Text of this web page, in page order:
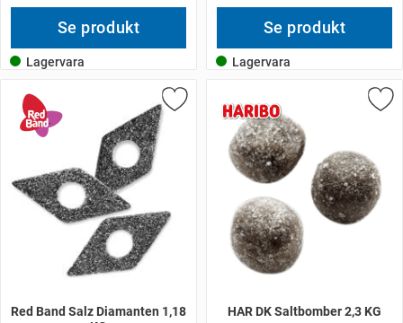
Se produkt
Lagervara
Se produkt
Lagervara
Red Band Salz Diamanten 1,18
HAR DK Saltbomber 2,3 KG